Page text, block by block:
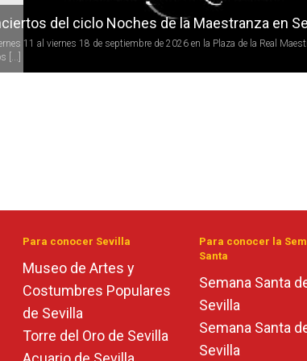
del ciclo Noches de la Maestranza en
11 al viernes 18 de septiembre de 2026 en la Plaza de la Real
[...]
Para conocer Sevilla
Museo de Artes y
Costumbres Populares
de Sevilla
Torre del Oro de Sevilla
Para conocer la
Santa
Semana Santa
Sevilla
Semana Santa
Sevilla